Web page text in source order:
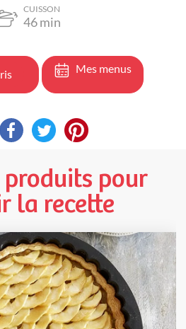
CUISSON
46min
Mes menus
produits pour
la recette